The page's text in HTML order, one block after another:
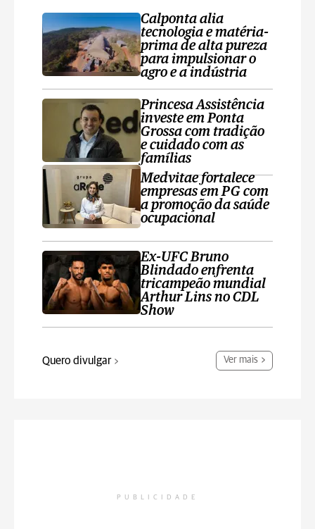
Calponta alia
tecnologia e matéria-
prima de alta pureza
para impulsionar o
agro e a indústria
Princesa Assistência
investe em Ponta
Grossa com tradição
e cuidado com as
famílias
Medvitae fortalece
empresas em PG com
a promoção da saúde
ocupacional
Ex-UFC Bruno
Blindado enfrenta
tricampeão mundial
Arthur Lins no CDL
Show
Quero divulgar Ver mais
PUBLICIDADE